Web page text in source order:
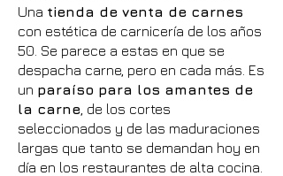
Una tienda de venta de carnes
con estética de carnicería de los años
50. Se parece a estas en que se
despacha carne, pero en cada más. Es
un paraíso para los amantes de
la carne , de los cortes
seleccionados y de las maduraciones
largas que tanto se demandan hoy en
día en los restaurantes de alta cocina.